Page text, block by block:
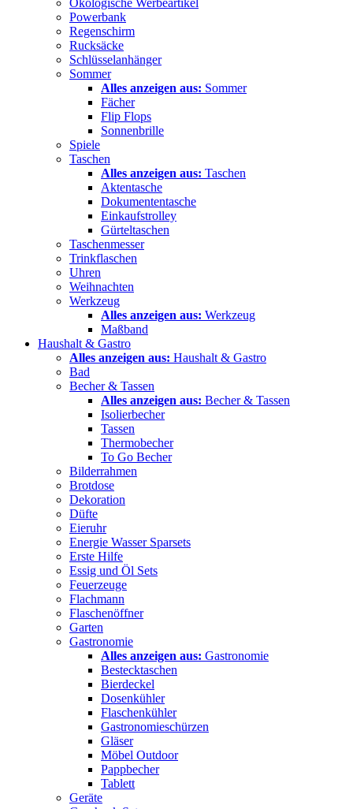
Ökologische Werbeartikel
Powerbank
Regenschirm
Rucksäcke
Schlüsselanhänger
Sommer
Alles anzeigen aus: Sommer
Fächer
Flip Flops
Sonnenbrille
Spiele
Taschen
Alles anzeigen aus: Taschen
Aktentasche
Dokumententasche
Einkaufstrolley
Gürteltaschen
Taschenmesser
Trinkflaschen
Uhren
Weihnachten
Werkzeug
Alles anzeigen aus: Werkzeug
Maßband
Haushalt & Gastro
Alles anzeigen aus: Haushalt & Gastro
Bad
Becher & Tassen
Alles anzeigen aus: Becher & Tassen
Isolierbecher
Tassen
Thermobecher
To Go Becher
Bilderrahmen
Brotdose
Dekoration
Düfte
Eieruhr
Energie Wasser Sparsets
Erste Hilfe
Essig und Öl Sets
Feuerzeuge
Flachmann
Flaschenöffner
Garten
Gastronomie
Alles anzeigen aus: Gastronomie
Bestecktaschen
Bierdeckel
Dosenkühler
Flaschenkühler
Gastronomieschürzen
Gläser
Möbel Outdoor
Pappbecher
Tablett
Geräte